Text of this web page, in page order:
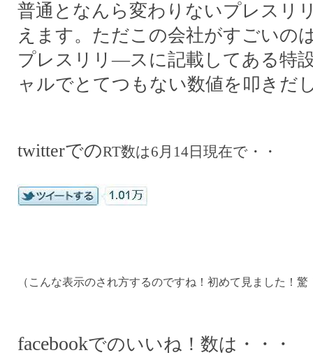
普通となんら変わりないプレスリ
えます。ただこの会社がすごいの
プレスリリ―スに記載してある特
ャルでとてつもない数値を叩きだ
twitterでのRT数は6月14日現在で・・
（こんな表示のされ方するのですね！初めて見ました！驚
facebookでのいいね！数は・・ ・